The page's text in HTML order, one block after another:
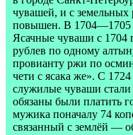
чувашей, и с земельных
повышен. В 1704—1705
Ясачные чуваши с 1704
рублев по одному
провианту ржи по
чети с ясака же». С
служилые чуваши стали
обязаны были платить
мужика поначалу 74
связанный с землёй —